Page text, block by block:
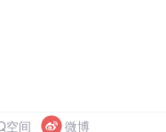
空间 微博